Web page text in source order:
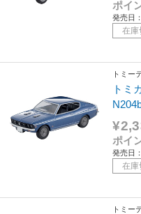
ポイ
発売日
在庫
トミー
トミ
ポイ
発売日
在庫
トミー